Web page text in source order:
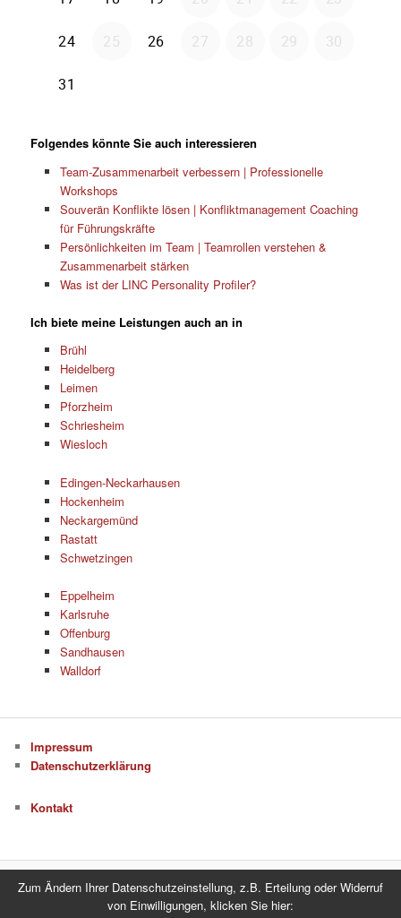
Folgendes könnte Sie auch interessieren
Team-Zusammenarbeit verbessern | Professionelle
Workshops
Souverän Konflikte lösen | Konfliktmanagement Coaching
für Führungskräfte
Persönlichkeiten im Team | Teamrollen verstehen &
Zusammenarbeit stärken
Was ist der LINC Personality Profiler?
Ich biete meine Leistungen auch an in
Brühl
Heidelberg
Leimen
Pforzheim
Schriesheim
Wiesloch
Edingen-Neckarhausen
Hockenheim
Neckargemünd
Rastatt
Schwetzingen
Eppelheim
Karlsruhe
Offenburg
Sandhausen
Walldorf
Impressum
Datenschutzerklärung
Kontakt
Datenschutzerklärung Stolz präsentiert von WordPress
Zum Ändern Ihrer Datenschutzeinstellung, z.B. Erteilung oder Widerruf
von Einwilligungen, klicken Sie hier: